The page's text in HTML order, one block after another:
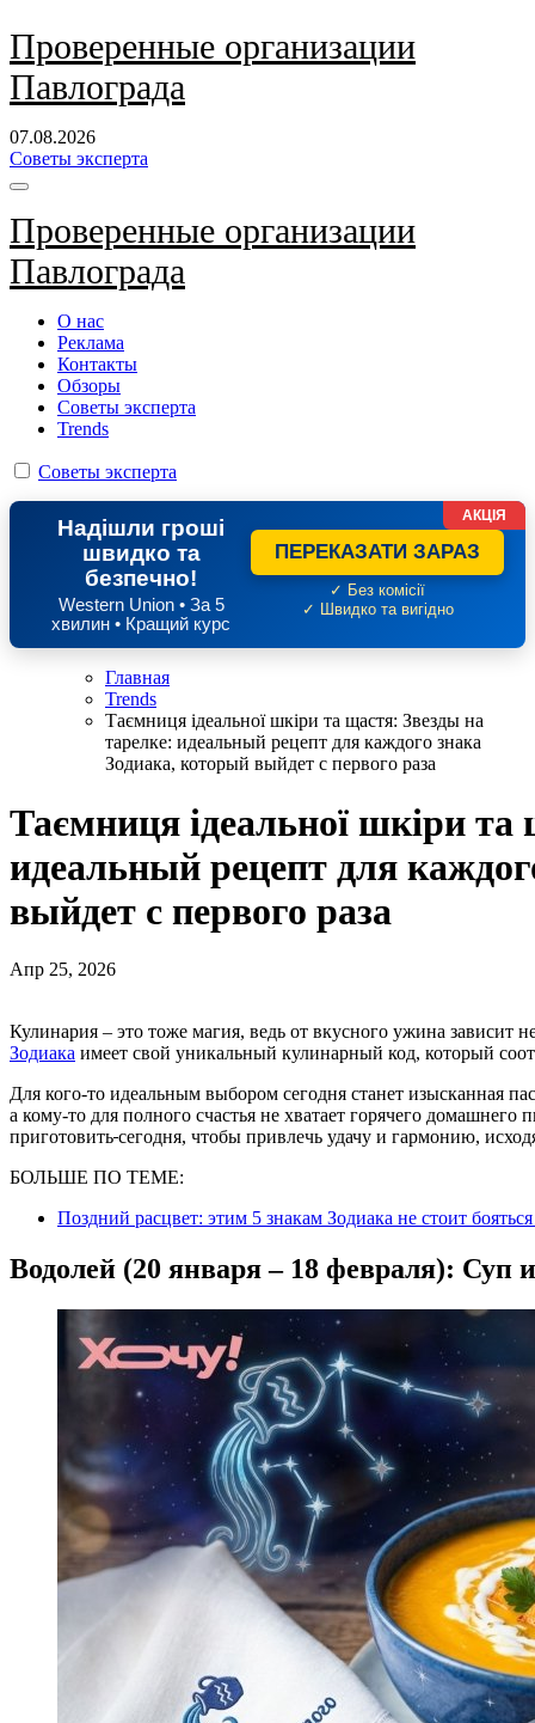
Перейти
к
содержанию
Проверенные организации
Павлограда
07.08.2026
Советы эксперта
Проверенные организации
Павлограда
О нас
Реклама
Контакты
Обзоры
Советы эксперта
Trends
Советы эксперта
Надішли гроші
швидко та
безпечно!
Western Union • За 5
хвилин • Кращий курс
ПЕРЕКАЗАТИ ЗАРАЗ
✓ Без комісії
✓ Швидко та вигідно
АКЦІЯ
Главная
Trends
Таємниця ідеальної шкіри та щастя: Звезды на
тарелке: идеальный рецепт для каждого знака
Зодиака, который выйдет с первого раза
Таємниця ідеальної шкіри
идеальный рецепт для
выйдет с первого раза
Апр 25, 2026
Кулинария – это тоже магия, ведь от вкусного ужина зависит
Зодиака имеет свой уникальный кулинарный код, который
Для кого-то идеальным выбором сегодня станет изысканная
а кому-то для полного счастья не хватает горячего
приготовить сегодня, чтобы привлечь удачу и гармонию,
БОЛЬШЕ ПО ТЕМЕ:
Поздний расцвет: этим 5 знакам Зодиака не стоит
Водолей (20 января – 18 февраля): Суп